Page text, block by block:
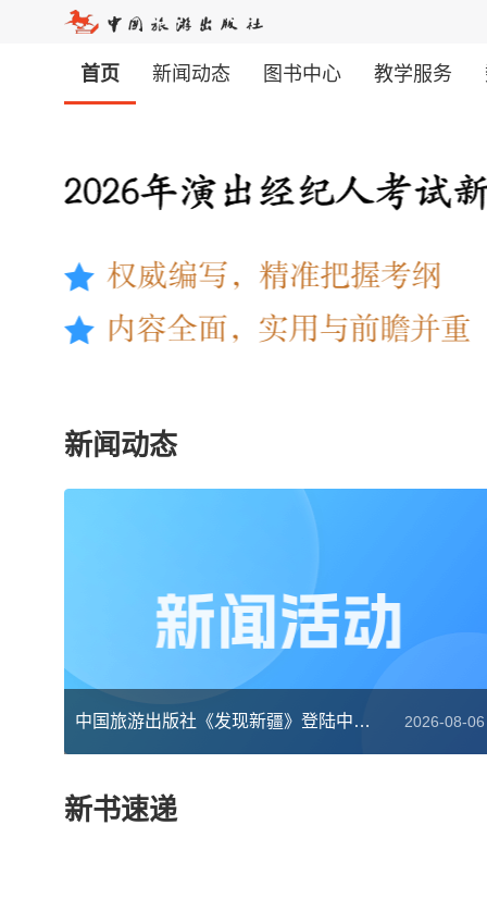
首页 新闻动态 图书中心 教学服务
新闻动态
中国旅游出版社《发现新疆》登陆中央广播电视总台“云听”平台 2026-08-06
新书速递